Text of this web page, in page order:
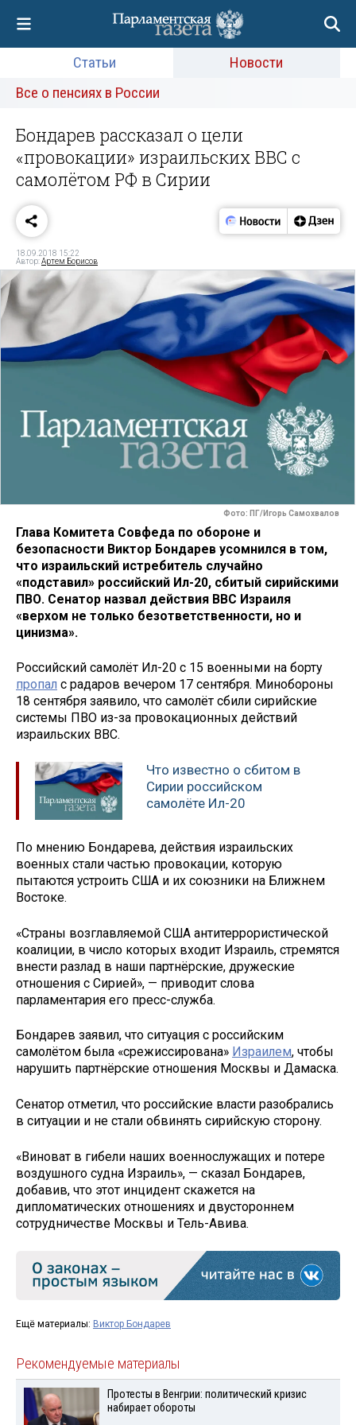
Статьи
Новости
Все о пенсиях в России
Бондарев рассказал о цели
«провокации» израильских ВВС с
самолётом РФ в Сирии
18.09.2018 15:22
Автор:Артем Борисов
Фото: ПГ/Игорь Самохвалов
Глава Комитета Совфеда по обороне и
безопасности Виктор Бондарев усомнился в том,
что израильский истребитель случайно
«подставил» российский Ил-20, сбитый сирийскими
ПВО. Сенатор назвал действия ВВС Израиля
«верхом не только безответственности, но и
цинизма».
Российский самолёт Ил-20 с 15 военными на борту
пропал с радаров вечером 17 сентября. Минобороны
18 сентября заявило, что самолёт сбили сирийские
системы ПВО из-за провокационных действий
израильских ВВС.
Что известно о сбитом в
Сирии российском
самолёте Ил-20
По мнению Бондарева, действия израильских
военных стали частью провокации, которую
пытаются устроить США и их союзники на Ближнем
Востоке.
«Страны возглавляемой США антитеррористической
коалиции, в число которых входит Израиль, стремятся
внести разлад в наши партнёрские, дружеские
отношения с Сирией», — приводит слова
парламентария его пресс-служба.
Бондарев заявил, что ситуация с российским
самолётом была «срежиссирована» Израилем, чтобы
нарушить партнёрские отношения Москвы и Дамаска.
Сенатор отметил, что российские власти разобрались
в ситуации и не стали обвинять сирийскую сторону.
«Виноват в гибели наших военнослужащих и потере
воздушного судна Израиль», — сказал Бондарев,
добавив, что этот инцидент скажется на
дипломатических отношениях и двустороннем
сотрудничестве Москвы и Тель-Авива.
Ещё материалы: Виктор Бондарев
Рекомендуемые материалы
Протесты в Венгрии: политический кризис
набирает обороты